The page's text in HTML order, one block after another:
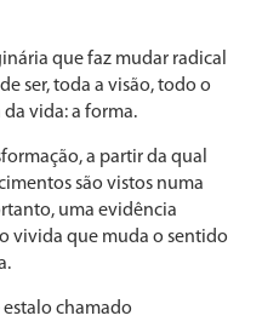
que faz mudar radical
ser, toda a visão, todo o
da vida: a forma.
a partir da qual
são vistos numa
uma evidência
vivida que muda o sentido
estalo chamado